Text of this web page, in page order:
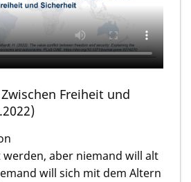
Freiheit und
aber niemand will alt
will sich mit dem Altern